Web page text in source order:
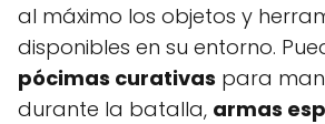
al máximo los objetos y
disponibles en su entorno.
pócimas curativas para
durante la batalla, armas